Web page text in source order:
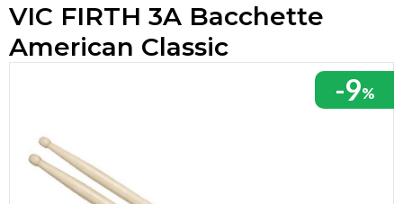
VIC FIRTH 3A Bacchette
American Classic
-9%